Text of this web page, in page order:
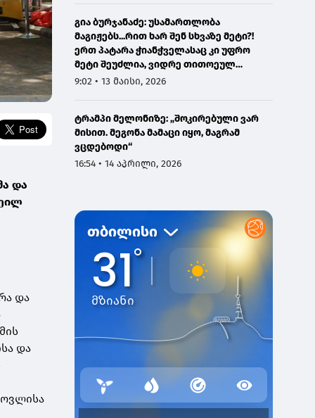
და
და
და
გია ბურჯანაძე: უსამართლობა
მაგიჟებს...რით ხარ შენ სხვაზე მეტი?!
ერთ პატარა ჭიანჭველასაც კი უფრო
მეტი შეუძლია, ვიდრე თითოეულ
ჩვენგანს...
9:02 • 13 მაისი, 2026
ტრამპი მელონიზე: „შოკირებული ვარ
მისით. მეგონა მამაცი იყო, მაგრამ
ვცდებოდი“
16:54 • 14 აპრილი, 2026